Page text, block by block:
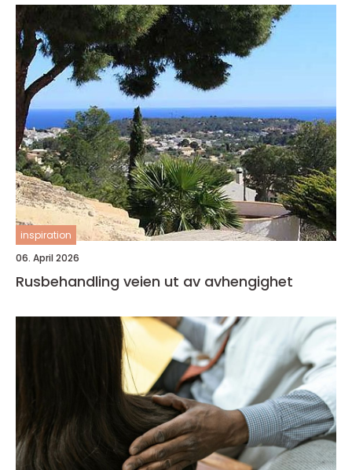
inspiration
06. April 2026
Rusbehandling veien ut av avhengighet